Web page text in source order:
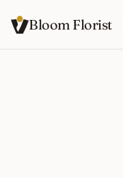
Bloom Florist